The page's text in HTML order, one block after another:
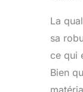
La
sa
ce qui
Bien